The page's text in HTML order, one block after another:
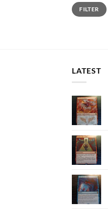
Min.
prijs
Max.
prijsFILTER
LATEST